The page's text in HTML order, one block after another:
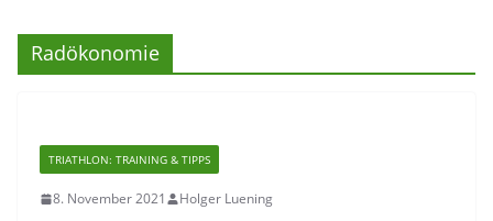
Radökonomie
TRIATHLON: TRAINING & TIPPS
8. November 2021 Holger Luening